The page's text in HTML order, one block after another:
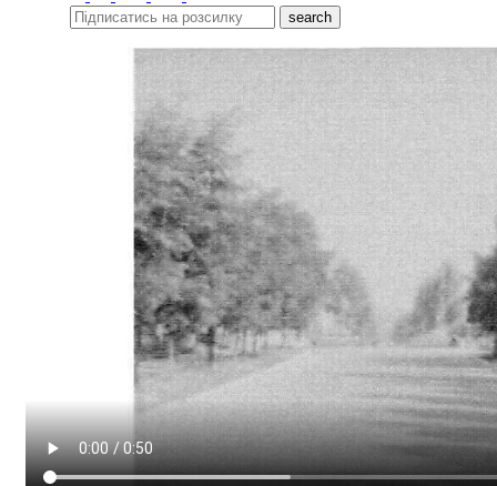
search